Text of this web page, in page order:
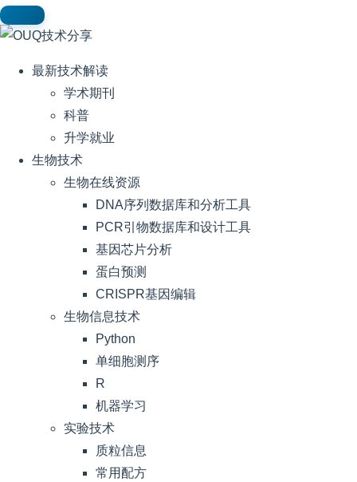
最新技术解读
学术期刊
科普
升学就业
生物技术
生物在线资源
DNA序列数据库和分析工具
PCR引物数据库和设计工具
基因芯片分析
蛋白预测
CRISPR基因编辑
生物信息技术
Python
单细胞测序
R
机器学习
实验技术
质粒信息
常用配方